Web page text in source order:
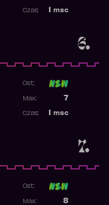
6.
msc
Czas:
7.
Ost:
7
Max:
msc
Czas:
Ost:
8
Max: